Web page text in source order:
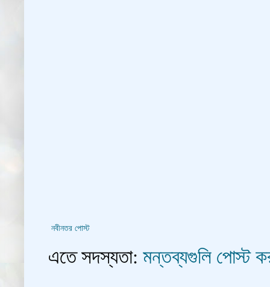
নবীনতর পোস্ট
এতে সদস্যতা: মন্তব্যগুলি পোস্ট